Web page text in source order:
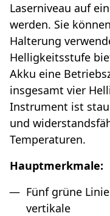
Laserniveau auf
werden. Sie
Halterung
Helligkeitsstufe
Akku eine
insgesamt vier
Instrument ist
und
Temperaturen.
Hauptmerkmale:
Fünf grüne
vertikale